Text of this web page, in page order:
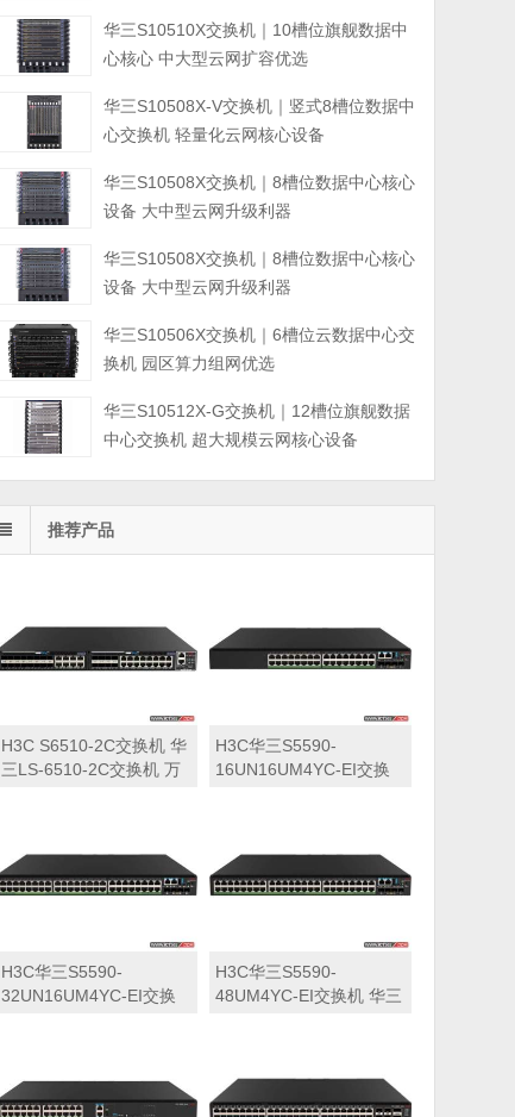
华三S10510X交换机｜10槽位旗舰数据中
心核心 中大型云网扩容优选
华三S10508X-V交换机｜竖式8槽位数据中
心交换机 轻量化云网核心设备
华三S10508X交换机｜8槽位数据中心核心
设备 大中型云网升级利器
华三S10508X交换机｜8槽位数据中心核心
设备 大中型云网升级利器
华三S10506X交换机｜6槽位云数据中心交
换机 园区算力组网优选
华三S10512X-G交换机｜12槽位旗舰数据
中心交换机 超大规模云网核心设备
推荐产品
H3C S6510-2C交换机 华
三LS-6510-2C交换机 万
H3C华三S5590-
16UN16UM4YC-EI交换
H3C华三S5590-
32UN16UM4YC-EI交换
H3C华三S5590-
48UM4YC-EI交换机 华三